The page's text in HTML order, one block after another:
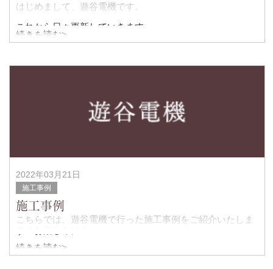
はじめまして、遊谷電機です。
これから日々更新していきます。
今回の工事は某飲食店の業務用エアコン、ルームエアコン
室外機は既存の架台が
続きを読む>
2022年03月21日
施工事例
施工事例
こちらでは、遊谷電機で行った施工事例をご紹介いたしま
続きを読む>